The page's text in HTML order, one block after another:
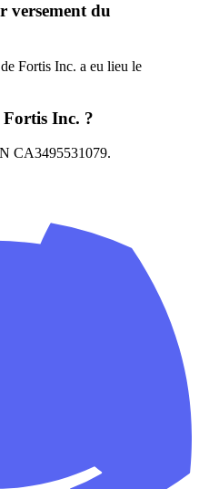
versement du
Fortis Inc. a eu lieu le
Fortis Inc. ?
CA3495531079.